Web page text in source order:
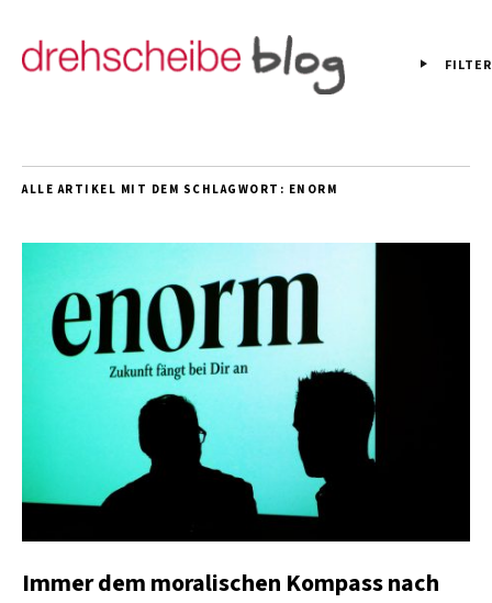
FILTER
ALLE ARTIKEL MIT DEM SCHLAGWORT: ENORM
Immer dem moralischen Kompass nach